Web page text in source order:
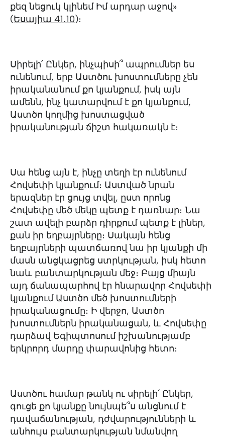
քեզ նեցուկ կլինեմ Իմ արդար աջով»
(‭‭Եսայիա‬ ‭41․10‬)։
Սիրելի՛ Ընկեր, ինչպիսի՞ ապրումներ ես
ունենում, երբ Աստծու խոստումները չեն
իրականանում քո կյանքում, իսկ այն
ամենն, ինչ կատարվում է քո կյանքում,
Աստծո կողմից խոստացված
իրականության ճիշտ հակառակն է։
Սա հենց այն է, ինչը տեղի էր ունենում
Հովսեփի կյանքում։ Աստված նրան
երազներ էր ցույց տվել, ըստ որոնց
Հովսեփը մեծ մեկը պետք է դառնար։ Նա
շատ ավելի բարձր դիրքում պետք է լիներ,
քան իր եղբայրները։ Սակայն հենց
եղբայրների պատճառով նա իր կյանքի մի
մասն անցկացրեց ստրկության, իսկ հետո
նաև բանտարկության մեջ։ Բայց միայն
այդ ճանապարհով էր հնարավոր Հովսեփի
կյանքում Աստծո մեծ խոստումների
իրականացումը։ Ի վերջո, Աստծո
խոստումներն իրականացան, և Հովսեփը
դարձավ Եգիպտոսում իշխանությամբ
երկրորդ մարդը փարավոնից հետո։
Աստծու համար թանկ ու սիրելի՛ Ընկեր,
գուցե քո կյանքը նույնպե՞ս անցնում է
դավաճանության, դժվարությունների և
անհույս բանտարկության նմանվող